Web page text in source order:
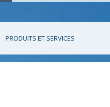
PRODUITS ET SERVICES